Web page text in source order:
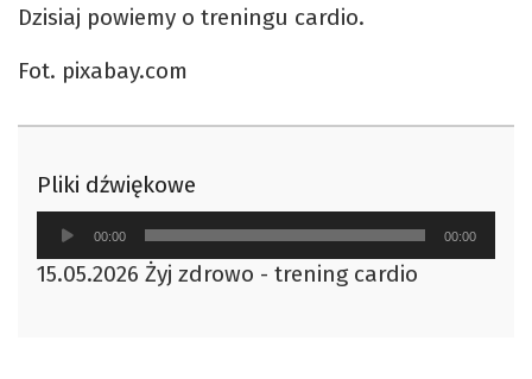
Dzisiaj powiemy o treningu cardio.
Fot. pixabay.com
Pliki dźwiękowe
Odtwarzacz
plików
dźwiękowych
00:00 00:00
15.05.2026 Żyj zdrowo - trening cardio